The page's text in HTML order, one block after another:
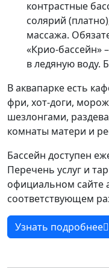
контрастные
солярий
массажа.
«Крио-бассейн»
в ледяную воду.
В аквапарке есть
фри, хот-доги,
шезлонгами,
комнаты матери и
Бассейн доступен
Перечень услуг и
официальном сайте
соответствующем
Узнать подробнее